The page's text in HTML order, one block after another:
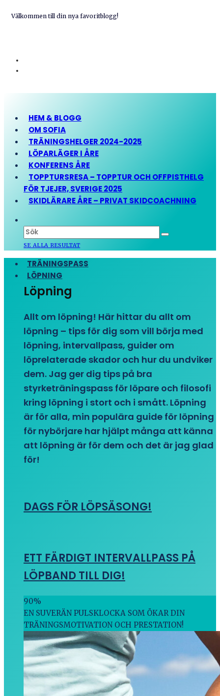
Välkommen till din nya favoritblogg!
HEM & BLOGG
OM SOFIA
TRÄNINGSHELGER 2024-2025
LÖPARLÄGER I ÅRE
KONFERENS ÅRE
TOPPTURSRESA – TOPPTUR OCH OFFPISTHELG
FÖR TJEJER, SVERIGE 2025
SKIDLÄRARE ÅRE – PRIVAT SKIDCOACHNING
SE ALLA RESULTAT
TRÄNINGSPASS
LÖPNING
Löpning
Allt om löpning! Här hittar du allt om
löpning – tips för dig som vill börja med
löpning, intervallpass, guider om
löprelaterade skador och hur du undviker
dem. Jag ger dig tips på bra
styrketräningspass för löpare och filosofi
kring löpning i stort och i smått. Löpning
är för alla, min populära guide för löpning
för nybörjare har hjälpt många att känna
att löpning är för dem och det är jag glad
för!
DAGS FÖR LÖPSÄSONG!
ETT FÄRDIGT INTERVALLPASS PÅ
LÖPBAND TILL DIG!
90%
EN SUVERÄN PULSKLOCKA SOM ÖKAR DIN
TRÄNINGSMOTIVATION OCH PRESTATION!